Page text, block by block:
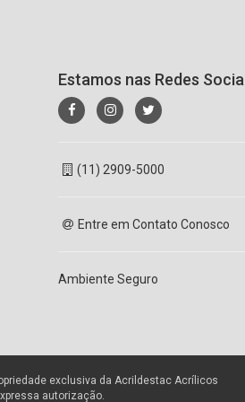
Estamos nas Redes
(11) 2909-5000
Entre em Contato Conosco
Ambiente Seguro
exclusiva da Acrildestac Acrílicos
autorização.